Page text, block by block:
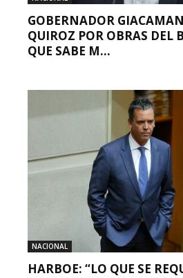
GOBERNADOR
QUIROZ POR OBRAS DEL
QUE SABE M...
NACIONAL
HARBOE: “LO QUE SE